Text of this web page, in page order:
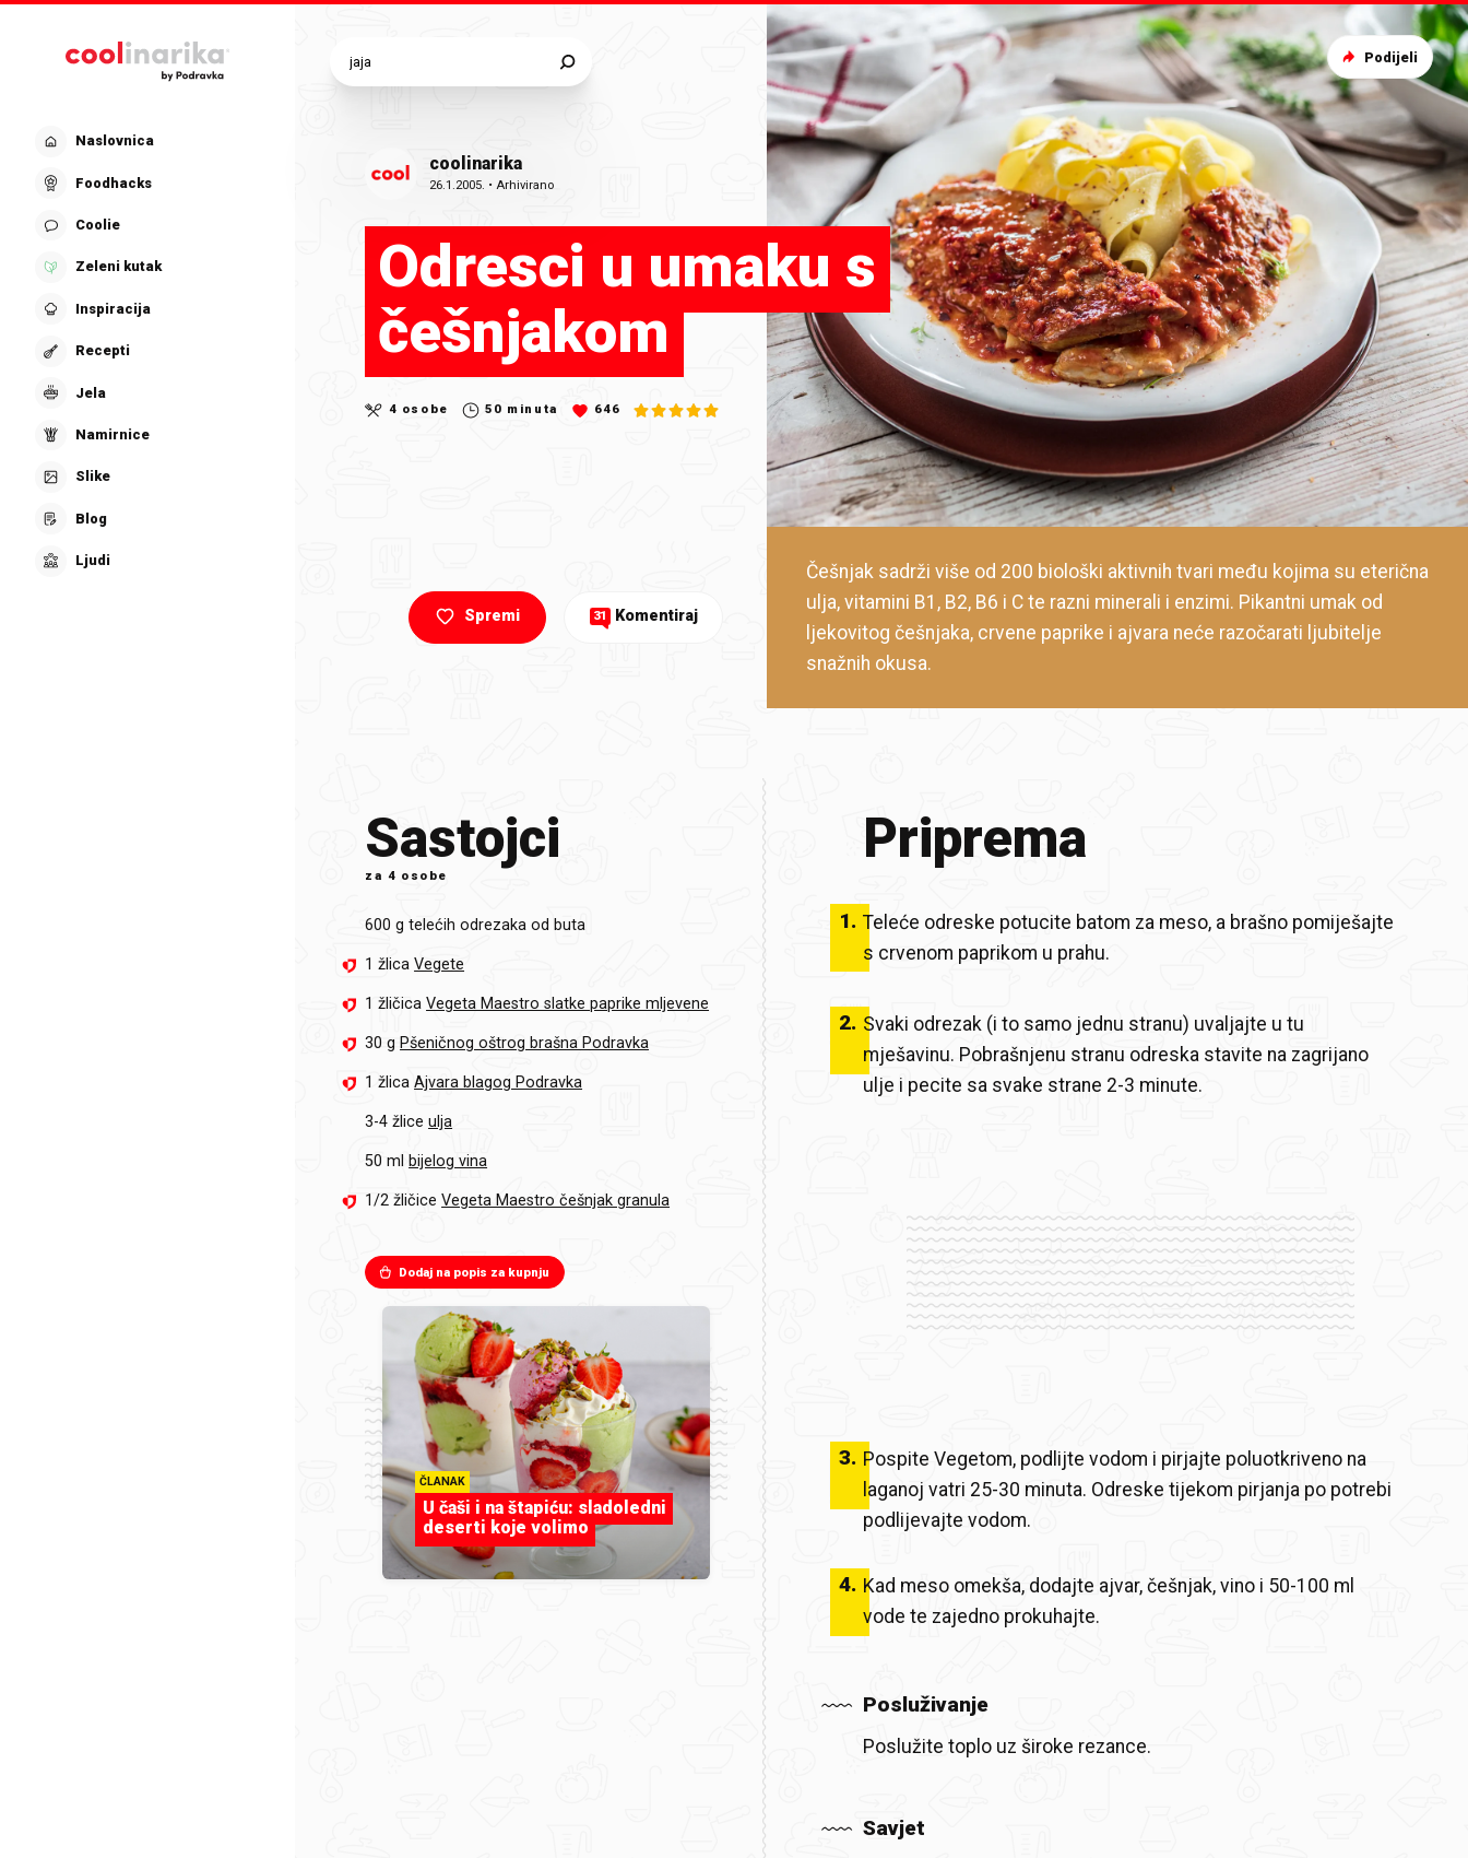
Naslovnica
Foodhacks
Coolie
Zeleni kutak
Inspiracija
Recepti
Jela
Namirnice
Slike
Blog
Ljudi
coolinarika
26.1.2005. •Arhivirano
Odresci u umaku s
češnjakom
4 osobe 50 minuta 646
Češnjak sadrži više od 200 biološki aktivnih tvari među kojima su eterična
ulja, vitamini B1, B2, B6 i C te razni minerali i enzimi. Pikantni umak od
ljekovitog češnjaka, crvene paprike i ajvara neće razočarati ljubitelje
snažnih okusa.
Spremi 31 Komentiraj
Podijeli
Sastojci
za 4 osobe
600 g telećih odrezaka od buta
1 žlica Vegete
1 žličica Vegeta Maestro slatke paprike mljevene
30 g Pšeničnog oštrog brašna Podravka
1 žlica Ajvara blagog Podravka
3-4 žlice ulja
50 ml bijelog vina
1/2 žličice Vegeta Maestro češnjak granula
Dodaj na popis za kupnju
ČLANAK
U čaši i na štapiću: sladoledni
deserti koje volimo
Priprema
1. Teleće odreske potucite batom za meso, a brašno pomiješajte
s crvenom paprikom u prahu.
2. Svaki odrezak (i to samo jednu stranu) uvaljajte u tu
mješavinu. Pobrašnjenu stranu odreska stavite na zagrijano
ulje i pecite sa svake strane 2-3 minute.
3. Pospite Vegetom, podlijte vodom i pirjajte poluotkriveno na
laganoj vatri 25-30 minuta. Odreske tijekom pirjanja po potrebi
podlijevajte vodom.
4. Kad meso omekša, dodajte ajvar, češnjak, vino i 50-100 ml
vode te zajedno prokuhajte.
Posluživanje
Poslužite toplo uz široke rezance.
Savjet